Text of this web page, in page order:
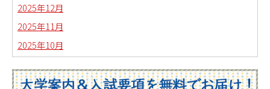
2025年12月
2025年11月
2025年10月
2025年08月